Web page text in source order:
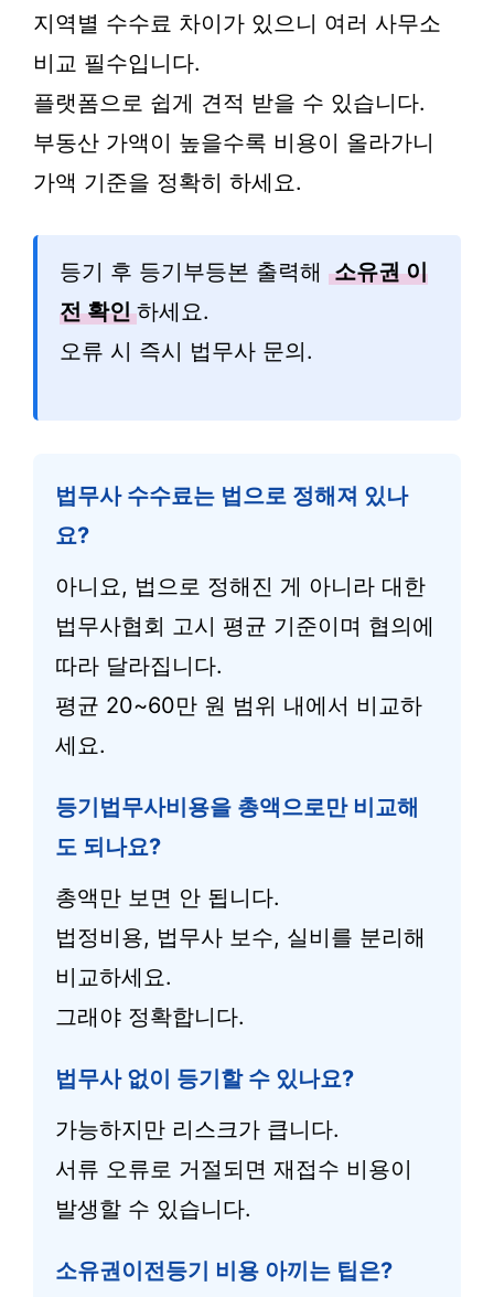
지역별 수수료 차이가 있으니 여러 사무소
비교 필수입니다.
플랫폼으로 쉽게 견적 받을 수 있습니다.
부동산 가액이 높을수록 비용이 올라가니
가액 기준을 정확히 하세요.
등기 후 등기부등본 출력해 소유권 이
전 확인 하세요.
오류 시 즉시 법무사 문의.
법무사 수수료는 법으로 정해져 있나
요?
아니요, 법으로 정해진 게 아니라 대한
법무사협회 고시 평균 기준이며 협의에
따라 달라집니다.
평균 20~60만 원 범위 내에서 비교하
세요.
등기법무사비용을 총액으로만 비교해
도 되나요?
총액만 보면 안 됩니다.
법정비용, 법무사 보수, 실비를 분리해
비교하세요.
그래야 정확합니다.
법무사 없이 등기할 수 있나요?
가능하지만 리스크가 큽니다.
서류 오류로 거절되면 재접수 비용이
발생할 수 있습니다.
소유권이전등기 비용 아끼는 팁은?